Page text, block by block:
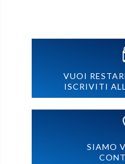
VUOI
ISCRIVITI
SIAMO